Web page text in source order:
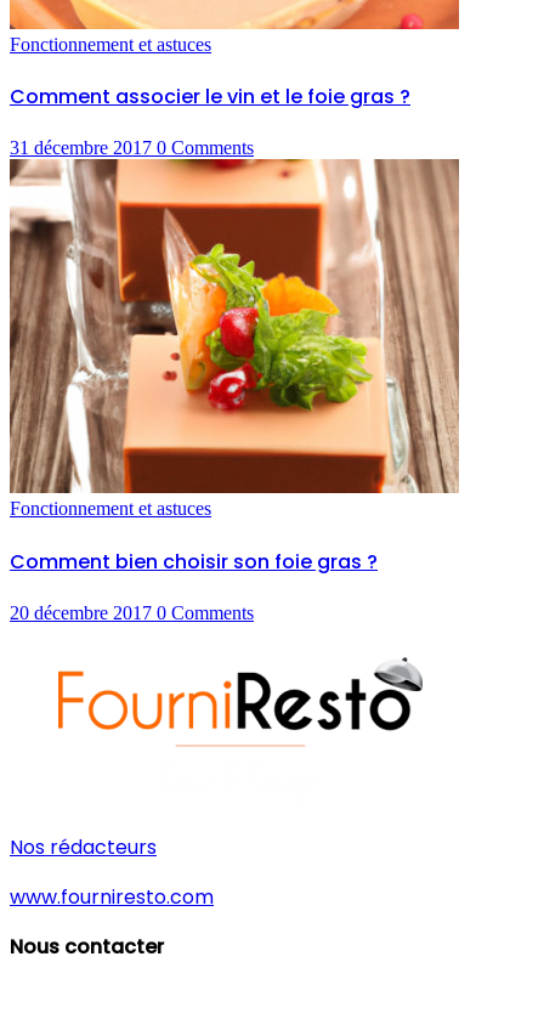
Fonctionnement et astuces
Comment associer le vin et le foie gras ?
31 décembre 2017 0 Comments
Fonctionnement et astuces
Comment bien choisir son foie gras ?
20 décembre 2017 0 Comments
Nos rédacteurs
www.fourniresto.com
Nous contacter